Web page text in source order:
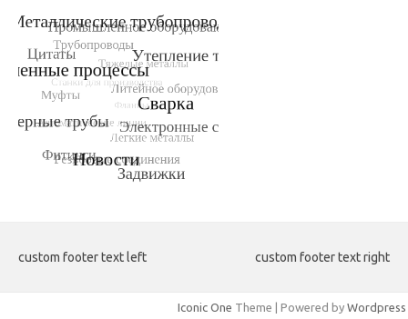
custom footer text left custom footer text right
Iconic One Theme | Powered by Wordpress